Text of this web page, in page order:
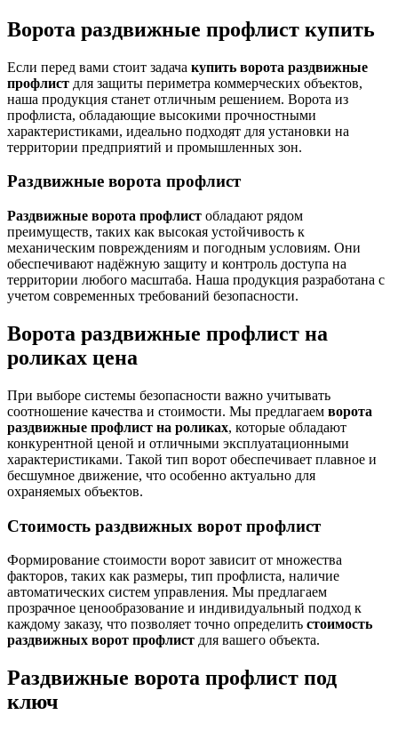
Ворота раздвижные профлист купить
Если перед вами стоит задача купить ворота раздвижные
профлист для защиты периметра коммерческих объектов,
наша продукция станет отличным решением. Ворота из
профлиста, обладающие высокими прочностными
характеристиками, идеально подходят для установки на
территории предприятий и промышленных зон.
Раздвижные ворота профлист
Раздвижные ворота профлист обладают рядом
преимуществ, таких как высокая устойчивость к
механическим повреждениям и погодным условиям. Они
обеспечивают надёжную защиту и контроль доступа на
территории любого масштаба. Наша продукция разработана с
учетом современных требований безопасности.
Ворота раздвижные профлист на
роликах цена
При выборе системы безопасности важно учитывать
соотношение качества и стоимости. Мы предлагаем ворота
раздвижные профлист на роликах, которые обладают
конкурентной ценой и отличными эксплуатационными
характеристиками. Такой тип ворот обеспечивает плавное и
бесшумное движение, что особенно актуально для
охраняемых объектов.
Стоимость раздвижных ворот профлист
Формирование стоимости ворот зависит от множества
факторов, таких как размеры, тип профлиста, наличие
автоматических систем управления. Мы предлагаем
прозрачное ценообразование и индивидуальный подход к
каждому заказу, что позволяет точно определить стоимость
раздвижных ворот профлист для вашего объекта.
Раздвижные ворота профлист под
ключ